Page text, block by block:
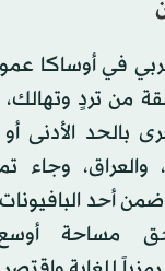
في أوساكا
من تردٍ
بالحد الأدنى
والعراق، وجاء
أحد
مساحة